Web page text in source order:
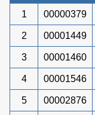
1 00000379
2 00001449
3 00001460
4 00001546
5 00002876